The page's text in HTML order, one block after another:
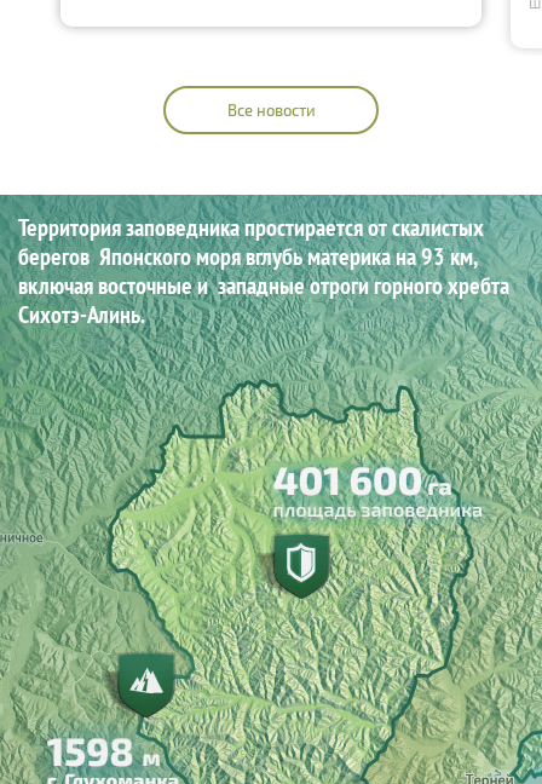
Все новости
Территория заповедника простирается от скалистых
береговЯпонского моря вглубь материка на 93 км,
включая восточные изападные отроги горного хребта
Сихотэ-Алинь.